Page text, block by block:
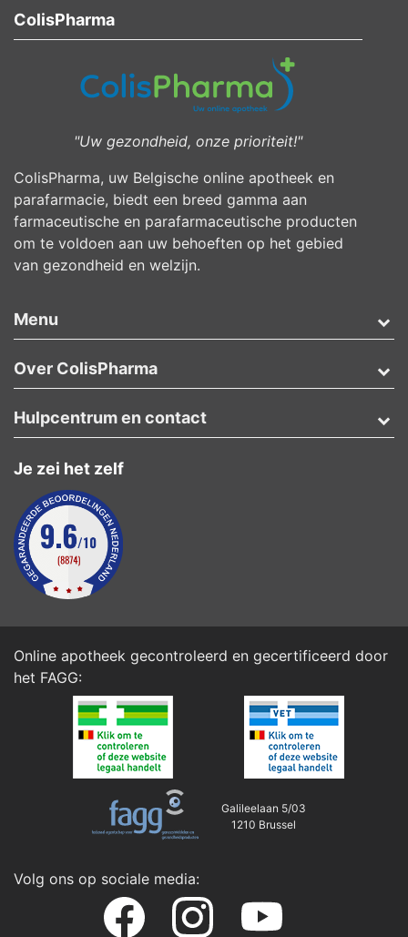
ColisPharma
"Uw gezondheid, onze prioriteit!"
ColisPharma, uw Belgische online apotheek en
parafarmacie, biedt een breed gamma aan
farmaceutische en parafarmaceutische producten
om te voldoen aan uw behoeften op het gebied
van gezondheid en welzijn.
Menu
Over ColisPharma
Je zei het zelf
Hulpcentrum en contact
Online apotheek gecontroleerd en gecertificeerd door
het FAGG:
Galileelaan 5/03
1210 Brussel
Volg ons op sociale media: